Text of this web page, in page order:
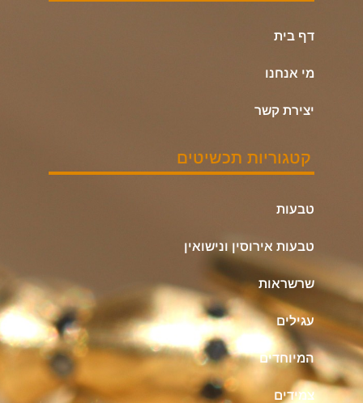
דף בית
מי אנחנו
יצירת קשר
קטגוריות תכשיטים
טבעות
טבעות אירוסין ונישואין
שרשראות
עגילים
המיוחדים
צמידים